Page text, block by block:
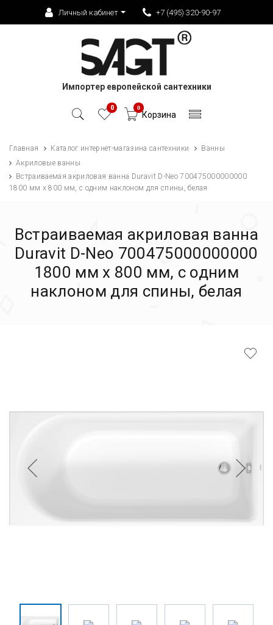
Личный кабинет +7 (495) 320-90-97
Импортер европейской сантехники
0 0
Корзина
Главная Каталог интернет-магазина сантехники
Ванны
Акриловые ванны
Встраиваемая акриловая ванна Duravit D-Neo 700475000000000
1800 мм х 800 мм, c одним наклоном для спины, белая
Встраиваемая акриловая ванна
Duravit D-Neo 700475000000000
1800 мм х 800 мм, c одним
наклоном для спины, белая